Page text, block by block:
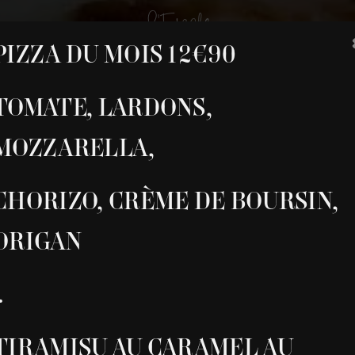
DU MOIS 12€90
LARDONS,
CRÈME DE BOURSIN,
AU CARAMEL AU
L'Escale